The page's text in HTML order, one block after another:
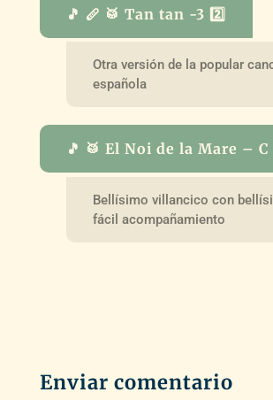
🎵 🪈 🥁 Tan tan -3 2️⃣
Otra versión de la popular
española
🎵 🥁 El Noi de la Mare – C
Bellísimo villancico con
fácil acompañamiento
Enviar comentario